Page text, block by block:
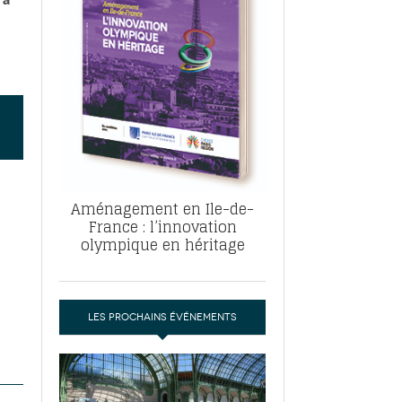
ABF, ZAC : F. Vauglin détaille sa
pour l’urbanisme parisien- 17
de la tech et de la finance
marché de la location de luxe-
Aménagement en Ile-de-
France : l’innovation
olympique en héritage
LES PROCHAINS ÉVÉNEMENTS